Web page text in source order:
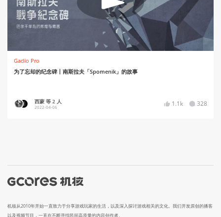
Gadio Pro
为了忘却的纪念碑丨南斯拉夫「Spomenik」的故事
西蒙 等 2 人
2022-04-06 1.1k 328
机核从2010年开始一直致力于分享游戏玩家的生活，以及深入探讨游戏相关的文化。我们开发原创的播客
以及视频节目，一直在不断寻找民间高质量的内容创作者。